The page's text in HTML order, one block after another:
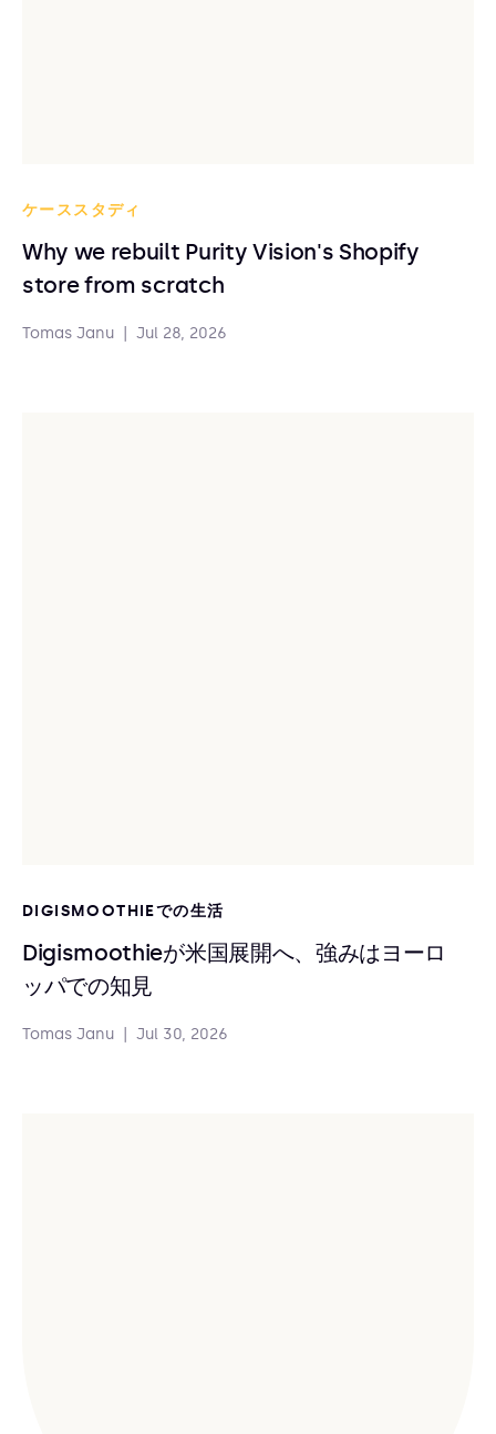
ケーススタディ
Why we rebuilt Purity Vision's Shopify
store from scratch
Tomas Janu Jul 28, 2026
DIGISMOOTHIEでの生活
Digismoothieが米国展開へ、強みはヨーロ
ッパでの知見
Tomas Janu Jul 30, 2026